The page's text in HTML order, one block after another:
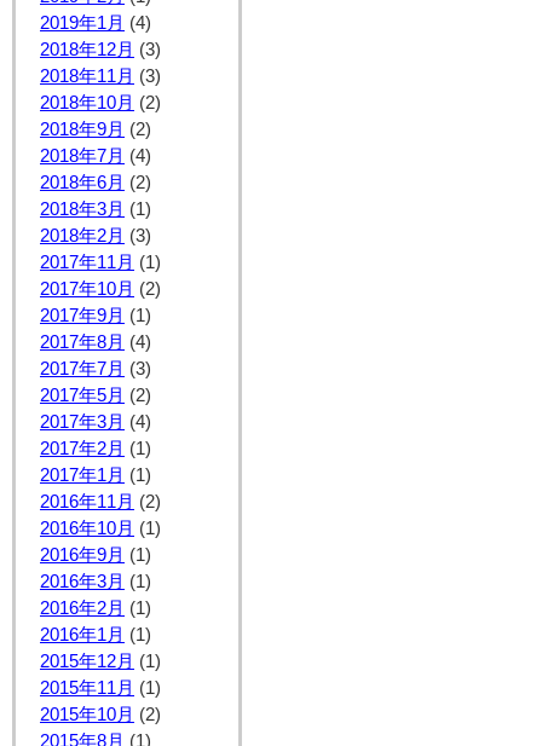
2019年1月 (4)
2018年12月 (3)
2018年11月 (3)
2018年10月 (2)
2018年9月 (2)
2018年7月 (4)
2018年6月 (2)
2018年3月 (1)
2018年2月 (3)
2017年11月 (1)
2017年10月 (2)
2017年9月 (1)
2017年8月 (4)
2017年7月 (3)
2017年5月 (2)
2017年3月 (4)
2017年2月 (1)
2017年1月 (1)
2016年11月 (2)
2016年10月 (1)
2016年9月 (1)
2016年3月 (1)
2016年2月 (1)
2016年1月 (1)
2015年12月 (1)
2015年11月 (1)
2015年10月 (2)
2015年8月 (1)